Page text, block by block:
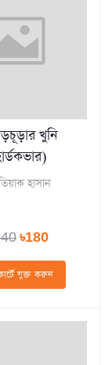
খুনি
হাসান
৳180
যুক্ত করুন